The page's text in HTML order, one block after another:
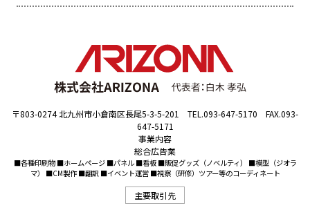
〒803-0274 北九州市小倉南区長尾5-3-5-201 TEL.093-647-5170 FAX.093-
647-5171
事業内容
総合広告業
■各種印刷物 ■ホームページ ■パネル ■看板 ■販促グッズ（ノベルティ） ■模型（ジオラ
マ） ■CM製作 ■翻訳 ■イベント運営 ■視察（研修）ツアー等のコーディネート
主要取引先